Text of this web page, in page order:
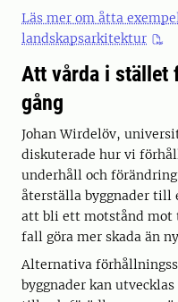
Läs mer om åtta
landskapsarkitektur
Att vårda i stället
gång
Johan Wirdelöv,
diskuterade hur vi
underhåll och
återställa byggnader
att bli ett motstånd mot
fall göra mer skada än
Alternativa
byggnader kan